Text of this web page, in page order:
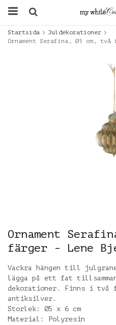
Startsida
Juldekorationer
Ornament Serafina, Ø5 cm,
Ornament
färger - Lene
Vackra hängen till
lägga på ett fat
dekorationer. Finns i två
antiksilver.
Storlek: Ø5 x 6 cm
Material: Polyresin